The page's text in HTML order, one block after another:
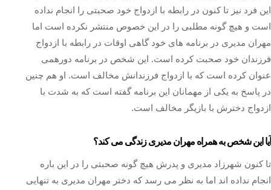
این فرد نیز تا کنون در رابطه با ازدواج خود صحبتی را انجام نداده
است و هیچ گونه مطلبی را در این خصوص منتشر نکرده است اما
مهران مدیری در برنامه های خود گاهی اوقات در رابطه با ازدواج
فرزندان خود صحبت کرده است. این شخص در برنامه دورهمی
عنوان کرده است که با ازدواج فرزندانش مخالف است. او هم چنین
در پاسخ به یکی از مهمانان این برنامه گفته است که به شدت با
ازدواج دخترش با بازیگر مخالف است.
آیا این شخص به همراه مهران مدیری زندگی می کند؟
تا کنون شهرزاد مدیری و پدرش هیچ گونه صحبتی را در این باره
انجام نداده اند اما به نظر می رسد که دختر مهران مدیری به تنهایی